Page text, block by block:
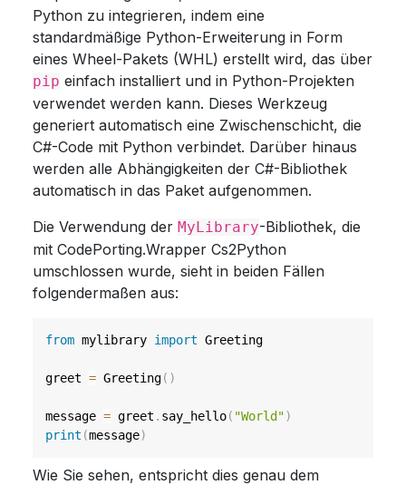
Python zu integrieren, indem eine
standardmäßige Python-Erweiterung in Form
eines Wheel-Pakets (WHL) erstellt wird, das über
pip einfach installiert und in Python-Projekten
verwendet werden kann. Dieses Werkzeug
generiert automatisch eine Zwischenschicht, die
C#-Code mit Python verbindet. Darüber hinaus
werden alle Abhängigkeiten der C#-Bibliothek
automatisch in das Paket aufgenommen.
Die Verwendung der MyLibrary-Bibliothek, die
mit CodePorting.Wrapper Cs2Python
umschlossen wurde, sieht in beiden Fällen
folgendermaßen aus:
from mylibrary import Greeting
greet = Greeting( )
message = greet . say_hello( "World")
print (message)
Wie Sie sehen, entspricht dies genau dem